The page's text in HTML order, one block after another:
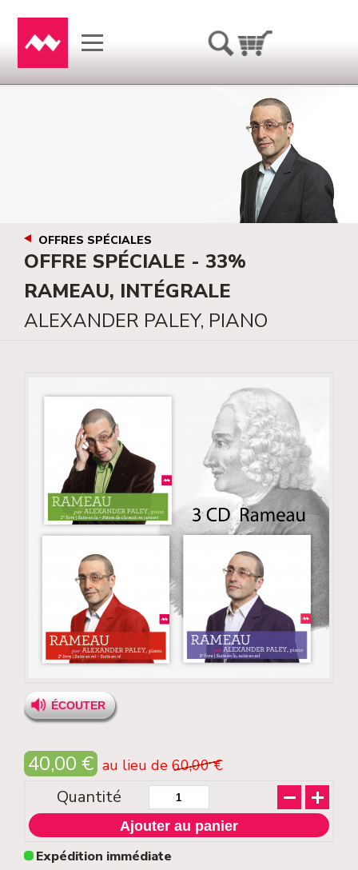
OFFRES SPÉCIALES
OFFRE SPÉCIALE - 33%
RAMEAU, INTÉGRALE
ALEXANDER PALEY, PIANO
ÉCOUTER
40,00 € au lieu de 60,00€
Quantité
Ajouter au panier
Expédition immédiate